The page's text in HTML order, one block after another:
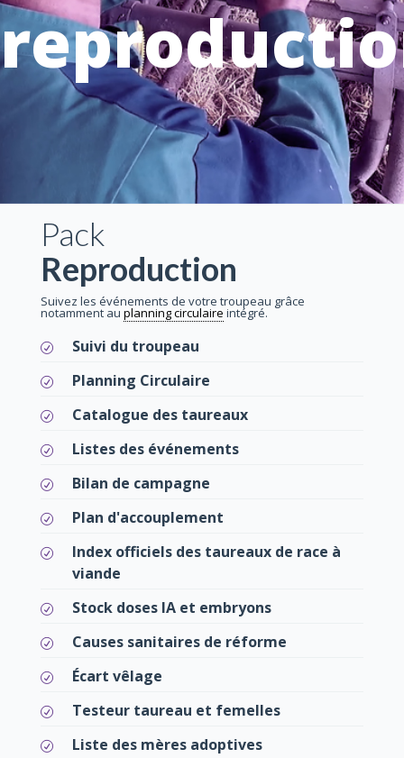
Pack
Reproduction
Suivez les événements de votre troupeau grâce
notamment au planning circulaire intégré.
Suivi du troupeau
Planning Circulaire
Catalogue des taureaux
Listes des événements
Bilan de campagne
Plan d'accouplement
Index officiels des taureaux de race à
viande
Stock doses IA et embryons
Causes sanitaires de réforme
Écart vêlage
Testeur taureau et femelles
Liste des mères adoptives